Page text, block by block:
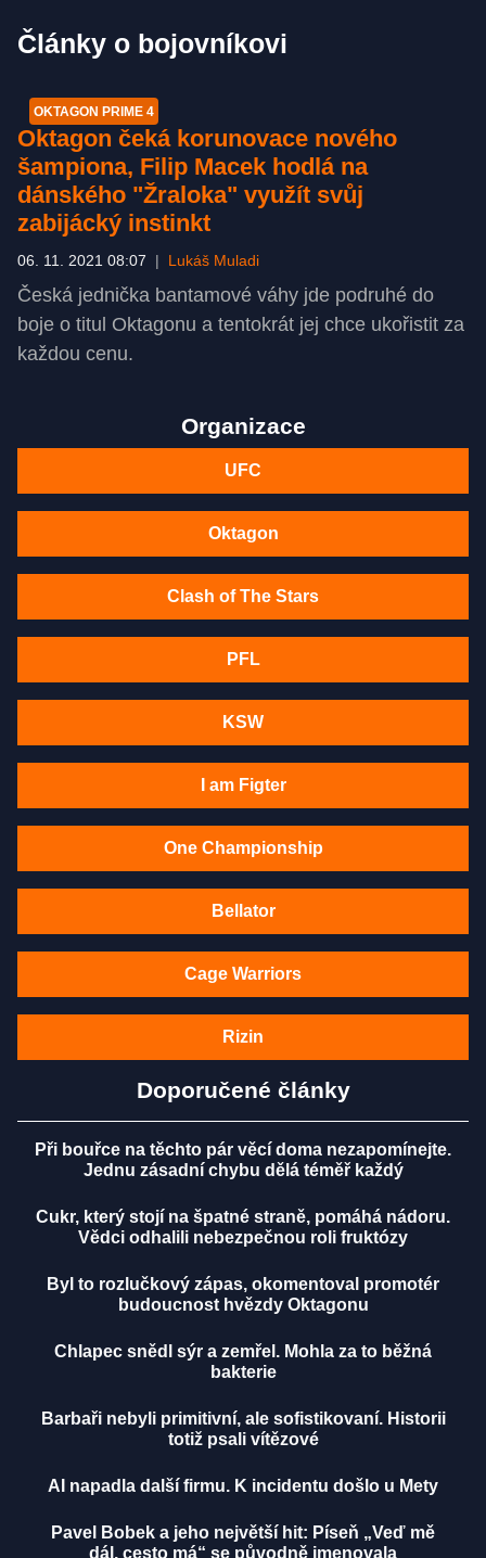
Články o bojovníkovi
OKTAGON PRIME 4
Oktagon čeká korunovace nového
šampiona, Filip Macek hodlá na
dánského "Žraloka" využít svůj
zabijácký instinkt
06. 11. 2021 08:07 Lukáš Muladi
Česká jednička bantamové váhy jde podruhé do
boje o titul Oktagonu a tentokrát jej chce ukořistit za
každou cenu.
Organizace
UFC
Oktagon
Clash of The Stars
PFL
KSW
I am Figter
One Championship
Bellator
Cage Warriors
Rizin
Doporučené články
Při bouřce na těchto pár věcí doma nezapomínejte.
Jednu zásadní chybu dělá téměř každý
Cukr, který stojí na špatné straně, pomáhá nádoru.
Vědci odhalili nebezpečnou roli fruktózy
Byl to rozlučkový zápas, okomentoval promotér
budoucnost hvězdy Oktagonu
Chlapec snědl sýr a zemřel. Mohla za to běžná
bakterie
Barbaři nebyli primitivní, ale sofistikovaní. Historii
totiž psali vítězové
AI napadla další firmu. K incidentu došlo u Mety
Pavel Bobek a jeho největší hit: Píseň „Veď mě
dál, cesto má“ se původně jmenovala